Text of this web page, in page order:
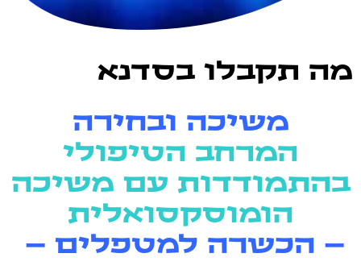
מה תקבלו בסדנא
משיכה ובחירה
המרחב הטיפולי
בהתמודדות עם משיכה
הומוסקסואלית
– הכשרה למטפלים –